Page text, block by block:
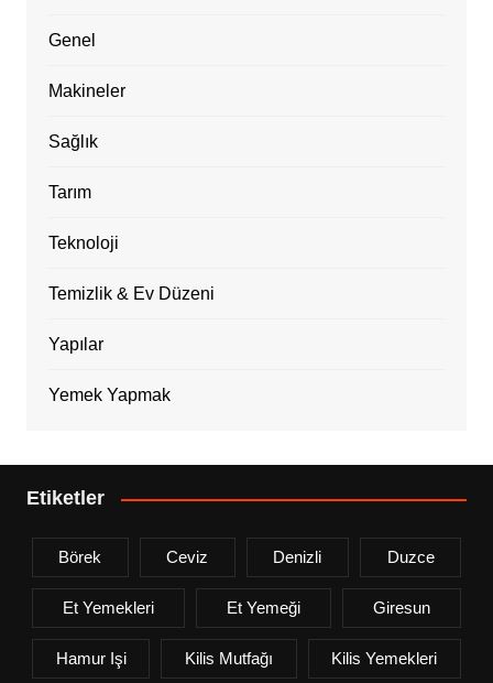
Genel
Makineler
Sağlık
Tarım
Teknoloji
Temizlik & Ev Düzeni
Yapılar
Yemek Yapmak
Etiketler
Börek Ceviz Denizli Duzce
Et Yemekleri Et Yemeği Giresun
Hamur Işi Kilis Mutfağı Kilis Yemekleri